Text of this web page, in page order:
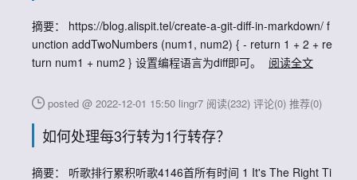
摘要： https://blog.alispit.tel/create-a-git-diff-in-markdown/ f
unction addTwoNumbers (num1, num2) { - return 1 + 2 + re
turn num1 + num2 } 设置编程语言为diff即可。
阅读全文
posted @ 2022-12-01 15:50 lingr7 阅读(232) 评论(0) 推荐(0)
如何处理每3行转为1行转存？
摘要： 听歌排行累积听歌4146首所有时间 1 It's The Right Ti